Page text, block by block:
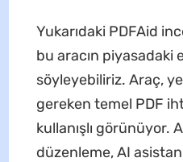
Yukarıdaki PDFAid
bu aracın piyasadaki
söyleyebiliriz. Araç,
gereken temel PDF
kullanışlı görünüyor.
düzenleme, AI